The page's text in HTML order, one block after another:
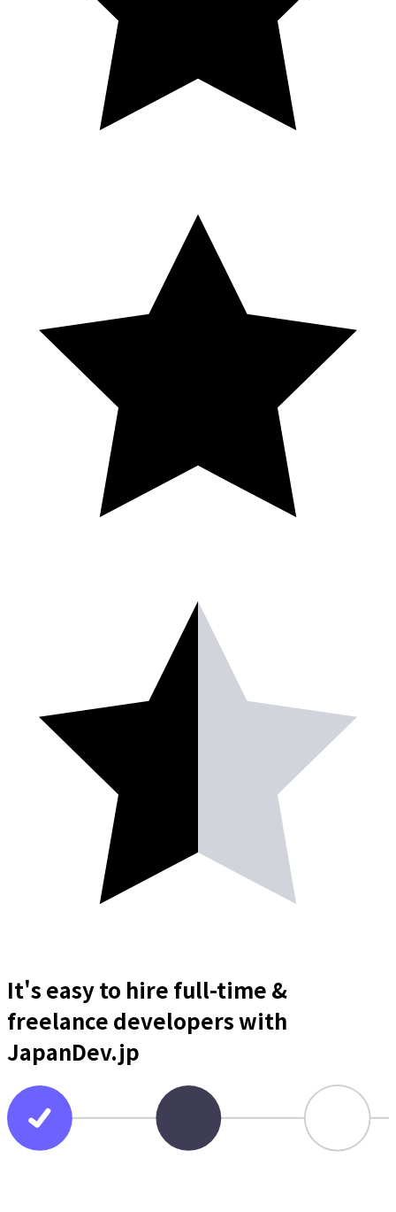
It's easy to hire full-time &
freelance developerswith
JapanDev.jp